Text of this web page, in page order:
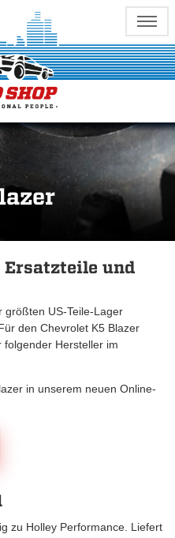
Ersatzteile und
größten US-Teile-Lager
den Chevrolet K5 Blazer
folgender Hersteller im
in unserem neuen Online-
zu Holley Performance. Liefert